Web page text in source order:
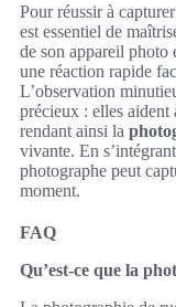
Pour réussir à
est essentiel de
de son appareil photo
une réaction rapide
L’observation
précieux : elles
rendant ainsi la
vivante. En
photographe peut
moment.
FAQ
Qu’est-ce que la